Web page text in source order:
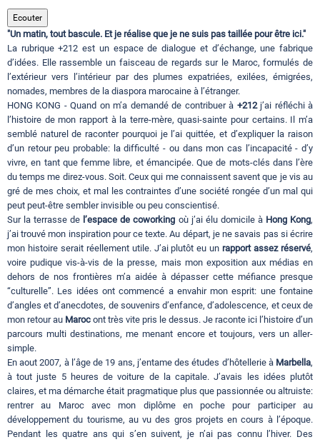
Evenements
Contact
Ecouter
"Un matin, tout bascule. Et je réalise que je ne suis pas taillée pour être ici."
La rubrique +212 est un espace de dialogue et d’échange, une fabrique
d’idées. Elle rassemble un faisceau de regards sur le Maroc, formulés de
l’extérieur vers l’intérieur par des plumes expatriées, exilées, émigrées,
nomades, membres de la diaspora marocaine à l’étranger.
HONG KONG - Quand on m’a demandé de contribuer à +212j’ai réfléchi à
l’histoire de mon rapport à la terre-mère, quasi-sainte pour certains. Il m’a
semblé naturel de raconter pourquoi je l’ai quittée, et d’expliquer la raison
d’un retour peu probable: la difficulté - ou dans mon cas l’incapacité - d’y
vivre, en tant que femme libre, et émancipée. Que de mots-clés dans l’ère
du temps me direz-vous. Soit. Ceux qui me connaissent savent que je vis au
gré de mes choix, et mal les contraintes d’une société rongée d’un mal qui
peut peut-être sembler invisible ou peu conscientisé.
Sur la terrasse de l’espace de coworking où j’ai élu domicile à Hong Kong,
j’ai trouvé mon inspiration pour ce texte. Au départ, je ne savais pas si écrire
mon histoire serait réellement utile. J’ai plutôt eu unrapport assez réservé,
voire pudique vis-à-vis de la presse, mais mon exposition aux médias en
dehors de nos frontières m’a aidée à dépasser cette méfiance presque
“culturelle”. Les idées ont commencé a envahir mon esprit: une fontaine
d’angles et d’anecdotes, de souvenirs d’enfance, d’adolescence, et ceux de
mon retour au Maroc ont très vite pris le dessus. Je raconte ici l’histoire d’un
parcours multi destinations, me menant encore et toujours, vers un aller-
simple.
En aout 2007, à l’âge de 19 ans, j’entame des études d’hôtellerie à Marbella,
à tout juste 5 heures de voiture de la capitale. J’avais les idées plutôt
claires, et ma démarche était pragmatique plus que passionnée ou altruiste:
rentrer au Maroc avec mon diplôme en poche pour participer au
développement du tourisme, au vu des gros projets en cours à l’époque.
Pendant les quatre ans qui s’en suivent, je n’ai pas connu l’hiver. Des